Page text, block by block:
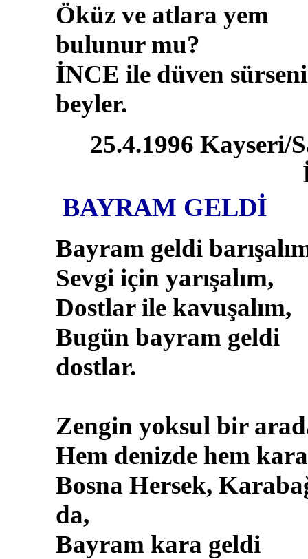
Öküz ve atlara yem
bulunur mu?
İNCE ile düven
beyler.
25.4.1996 Kayseri/
BAYRAM GELDİ
Bayram geldi
Sevgi için yarışalım,
Dostlar ile kavuşalım,
Bugün bayram geldi
dostlar.
Zengin yoksul bir
Hem denizde hem
Bosna Hersek,
da,
Bayram kara geldi